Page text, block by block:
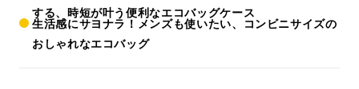
する、時短が叶う便利なエコバッグケース
生活感にサヨナラ！メンズも使いたい、コンビニサイズの
おしゃれなエコバッグ